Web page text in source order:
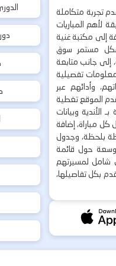
تجربة متكاملة
لأهم المباريات
إلى مكتبة غنية
مستمر سوق
إلى جانب متابعة
معلومات تفصيلية
وأدائهم عبر
الموقع تغطية
الأندية وبيانات
مباراة، إضافة
بلحظة، وجدول
حول قائمة
شامل لمسيرتهم
بكل تفاصيلها،